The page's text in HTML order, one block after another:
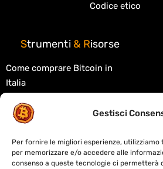
Gestisci
Per fornire le migliori esperienze, utilizziamo
per memorizzare e/o accedere alle
consenso a queste tecnologie ci permetterà
Codice etico
Strumenti & Risorse
Come comprare Bitcoin in
Italia
Migliori exchange crypto
Migliori wallet crypto
Tasse criptovalute in Italia
Cos'è la blockchain